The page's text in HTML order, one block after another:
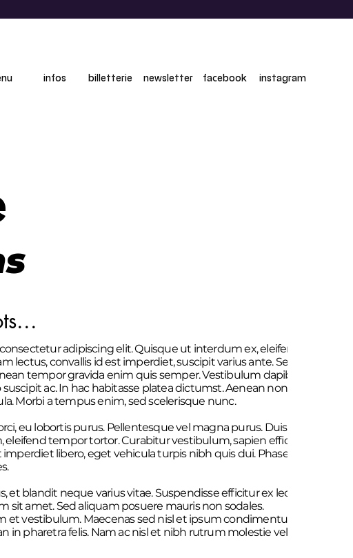
infos billetterie newsletter facebook instagram
adipiscing elit. Quisque ut interdum ex, eleifend
lectus, convallis id est imperdiet, suscipit varius ante. Sed
tempor gravida enim quis semper. Vestibulum dapibus
suscipit ac. In hac habitasse platea dictumst. Aenean non
Morbi a tempus enim, sed scelerisque nunc.
eu lobortis purus. Pellentesque vel magna purus. Duis leo
tempor tortor. Curabitur vestibulum, sapien efficitur
libero, eget vehicula turpis nibh quis dui. Phasellus
et blandit neque varius vitae. Suspendisse efficitur ex lectus,
sit amet. Sed aliquam posuere mauris non sodales.
et vestibulum. Maecenas sed nisl et ipsum condimentum
in pharetra felis. Nam ac nisl et nibh rutrum molestie vel vel